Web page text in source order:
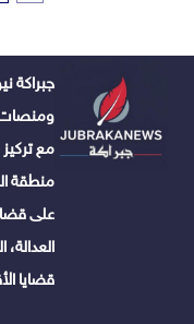
جبراكة
ومنصات
مع
منطقة
على
قضايا